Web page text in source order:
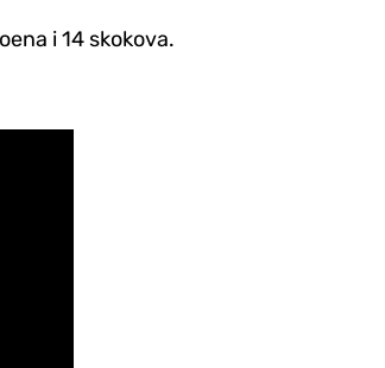
i 14 skokova.